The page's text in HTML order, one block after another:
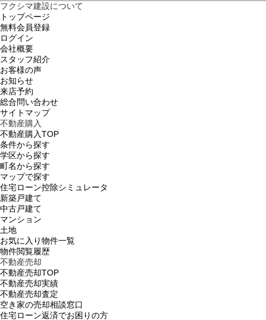
フクシマ建設について
トップページ
無料会員登録
ログイン
会社概要
スタッフ紹介
お客様の声
お知らせ
来店予約
総合問い合わせ
サイトマップ
不動産購入
不動産購入TOP
条件から探す
学区から探す
町名から探す
マップで探す
住宅ローン控除シミュレータ
新築戸建て
中古戸建て
マンション
土地
お気に入り物件一覧
物件閲覧履歴
不動産売却
不動産売却TOP
不動産売却実績
不動産売却査定
空き家の売却相談窓口
住宅ローン返済でお困りの方